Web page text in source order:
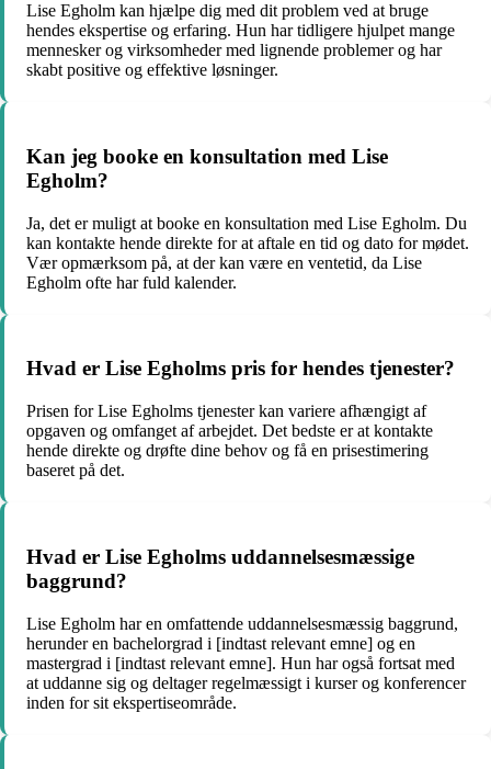
Lise Egholm kan hjælpe dig med dit problem ved at bruge
hendes ekspertise og erfaring. Hun har tidligere hjulpet mange
mennesker og virksomheder med lignende problemer og har
skabt positive og effektive løsninger.
Kan jeg booke en konsultation med Lise
Egholm?
Ja, det er muligt at booke en konsultation med Lise Egholm. Du
kan kontakte hende direkte for at aftale en tid og dato for mødet.
Vær opmærksom på, at der kan være en ventetid, da Lise
Egholm ofte har fuld kalender.
Hvad er Lise Egholms pris for hendes tjenester?
Prisen for Lise Egholms tjenester kan variere afhængigt af
opgaven og omfanget af arbejdet. Det bedste er at kontakte
hende direkte og drøfte dine behov og få en prisestimering
baseret på det.
Hvad er Lise Egholms uddannelsesmæssige
baggrund?
Lise Egholm har en omfattende uddannelsesmæssig baggrund,
herunder en bachelorgrad i [indtast relevant emne] og en
mastergrad i [indtast relevant emne]. Hun har også fortsat med
at uddanne sig og deltager regelmæssigt i kurser og konferencer
inden for sit ekspertiseområde.